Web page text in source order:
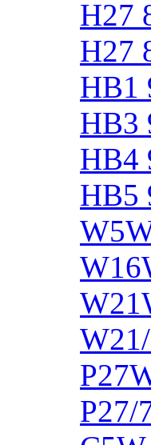
H27
H27
HB1
HB3
HB4
HB5
P27/